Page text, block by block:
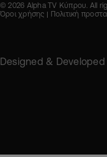
© 2026 Alpha TV Κύπρου. All
Όροι χρήσης
Πολιτική
Designed & Developed